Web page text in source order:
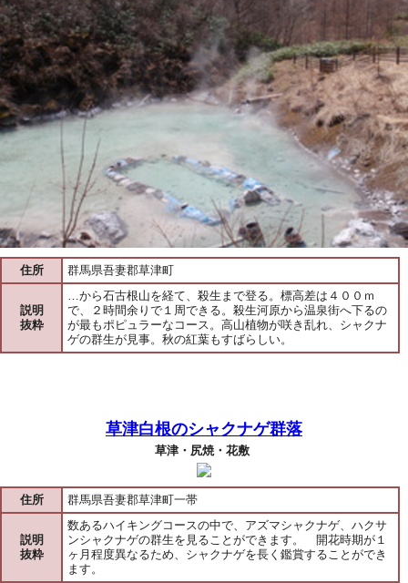
住所 群馬県吾妻郡草津町
説明
抜粋
…から石古根山を経て、殺生まで登る。標高差は４００ｍ
で、２時間余りで１周できる。殺生河原から温泉街へ下るの
が最もポピュラーなコース。高山植物が咲き乱れ、シャクナ
ゲの群生が見事。秋の紅葉もすばらしい。
草津白根のシャクナゲ群落
草津・尻焼・花敷
住所 群馬県吾妻郡草津町一帯
説明
抜粋
数あるハイキングコースの中で、アズマシャクナゲ、ハクサ
ンシャクナゲの群生を見ることができます。 開花時期が１
ヶ月程度異なるため、シャクナゲを長く鑑賞することができ
ます。